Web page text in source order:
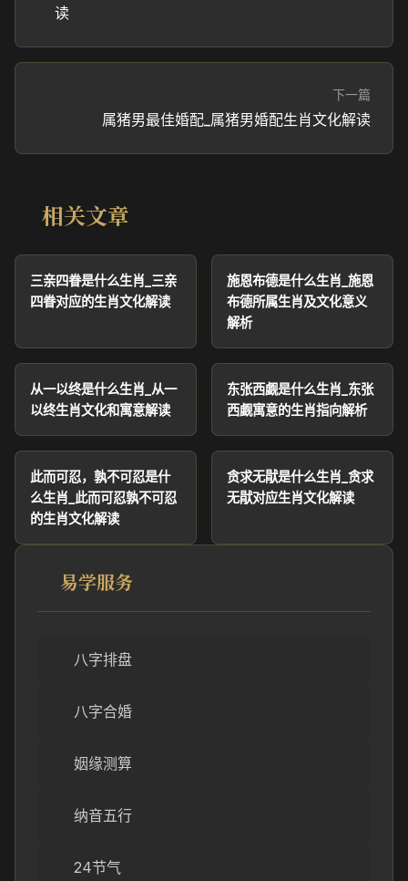
读
下一篇
属猪男最佳婚配_属猪男婚配生肖文化解读
相关文章
三亲四眷是什么生肖_三亲
四眷对应的生肖文化解读
施恩布德是什么生肖_施恩
布德所属生肖及文化意义
解析
从一以终是什么生肖_从一
以终生肖文化和寓意解读
东张西觑是什么生肖_东张
西觑寓意的生肖指向解析
此而可忍，孰不可忍是什
么生肖_此而可忍孰不可忍
的生肖文化解读
贪求无猒是什么生肖_贪求
无猒对应生肖文化解读
易学服务
八字排盘
八字合婚
姻缘测算
纳音五行
24节气